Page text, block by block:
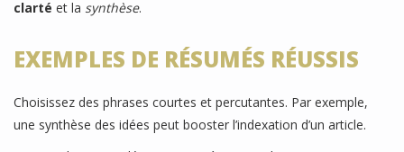
clarté et la synthèse.
EXEMPLES DE RÉSUMÉS RÉUSSIS
Choisissez des phrases courtes et percutantes. Par exemple,
une synthèse des idées peut booster l’indexation d’un article.